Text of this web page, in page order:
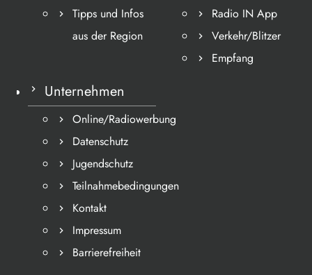
Tipps und Infos
aus der Region
Radio IN App
Verkehr/Blitzer
Empfang
Unternehmen
Online/Radiowerbung
Datenschutz
Jugendschutz
Teilnahmebedingungen
Kontakt
Impressum
Barrierefreiheit